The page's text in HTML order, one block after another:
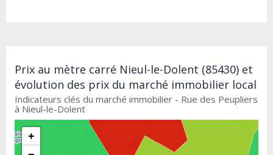
Prix au mètre carré Nieul-le-Dolent (85430) et
évolution des prix du marché immobilier local
Indicateurs clés du marché immobilier - Rue des Peupliers
à Nieul-le-Dolent
+